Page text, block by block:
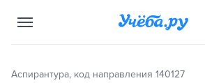
Аспирантура, код направления 140127